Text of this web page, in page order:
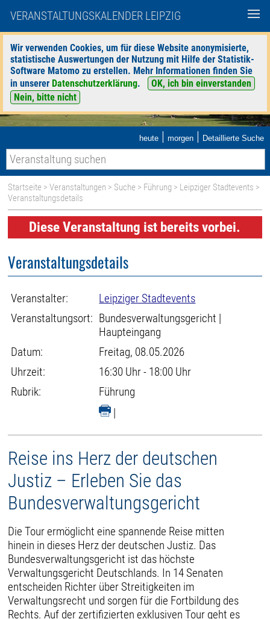
VERANSTALTUNGSKALENDER LEIPZIG
Wir verwenden Cookies, um für diese Website anonymisierte,
statistische Auswertungen der Nutzung mit Hilfe der Statistik-
Software Matomo zu erstellen. Mehr Informationen finden Sie
in unserer Datenschutzerklärung.
OK, ich bin einverstanden
Nein, bitte nicht
heute | morgen | Detaillierte Suche
Startseite >Veranstaltungen > Suche > Führung > Leipziger Stadtevents >
Veranstaltungsdetails
Diese Veranstaltung ist bereits vorbei.
Veranstaltungsdetails
Veranstalter:
Leipziger Stadtevents
Veranstaltungsort: Bundesverwaltungsgericht |
Haupteingang
Datum:
Freitag, 08.05.2026
Uhrzeit:
16:30 Uhr - 18:00 Uhr
Rubrik:
Führung
|
Reise ins Herz der deutschen
Justiz – Erleben Sie das
Bundesverwaltungsgericht
Die Tour ermöglicht eine spannende Reise mitten
hinein in dieses Herz der deutschen Justiz. Das
Bundesverwaltungsgericht ist das höchste
Verwaltungsgericht Deutschlands. In 14 Senaten
entscheiden Richter über Streitigkeiten im
Verwaltungsrecht und sorgen für die Fortbildung des
Rechts. Auf der zertifizierten exklusiven Tour geht es